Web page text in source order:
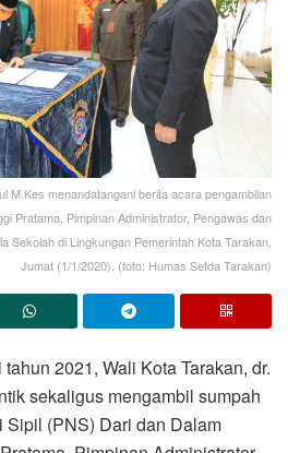
M.Kes menandatangani berita acara pengambilan
Pratama, Pimpinan Administrator, Pengawas dan
Sekolah di Lingkungan Pemerintah Kota Tarakan,
Jumat (1/1/2020). (foto: Humas Setda Tarakan)
2021, Wali Kota Tarakan, dr.
sekaligus mengambil sumpah
(PNS) Dari dan Dalam